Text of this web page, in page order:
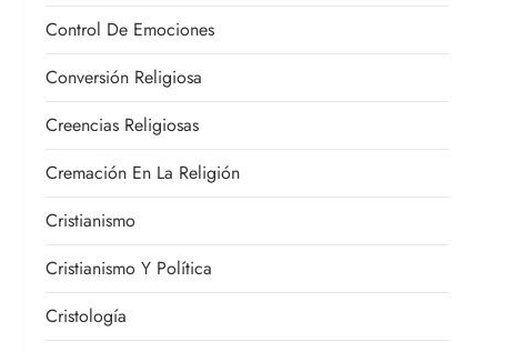
Control De Emociones
Conversión Religiosa
Creencias Religiosas
Cremación En La Religión
Cristianismo
Cristianismo Y Política
Cristología